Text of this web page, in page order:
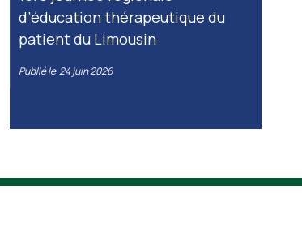
d’éducation thérapeutique du
patient du Limousin
Publié le 24 juin 2026